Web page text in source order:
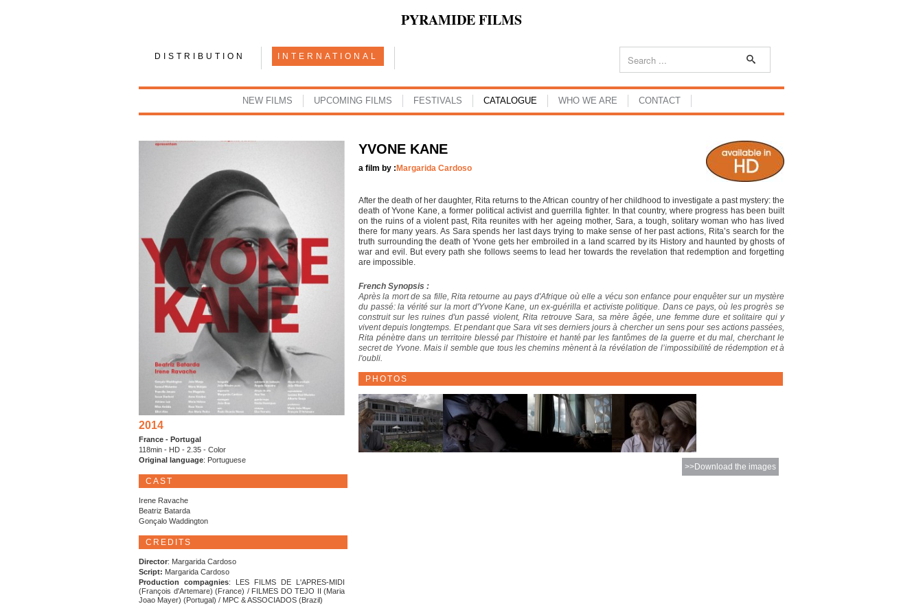
PYRAMIDE FILMS
DISTRIBUTION INTERNATIONAL
NEW FILMS UPCOMING FILMS FESTIVALS CATALOGUE WHO WE ARE CONTACT
2014
France - Portugal
118min - HD - 2.35 - Color
Original language: Portuguese
CAST
Irene Ravache
Beatriz Batarda
Gonçalo Waddington
CREDITS
Director: Margarida Cardoso
Script: Margarida Cardoso
Production compagnies: LES FILMS DE L'APRES-MIDI
(François d'Artemare) (France) / FILMES DO TEJO II (Maria
Joao Mayer) (Portugal) / MPC & ASSOCIADOS (Brazil)
YVONE KANE
a film by : Margarida Cardoso
After the death of her daughter, Rita returns to the African country of her childhood to investigate a past mystery: the
death of Yvone Kane, a former political activist and guerrilla fighter. In that country, where progress has been built
on the ruins of a violent past, Rita reunites with her ageing mother, Sara, a tough, solitary woman who has lived
there for many years. As Sara spends her last days trying to make sense of her past actions, Rita’s search for the
truth surrounding the death of Yvone gets her embroiled in a land scarred by its History and haunted by ghosts of
war and evil. But every path she follows seems to lead her towards the revelation that redemption and forgetting
are impossible.
French Synopsis :
Après la mort de sa fille, Rita retourne au pays d'Afrique où elle a vécu son enfance pour enquêter sur un mystère
du passé: la vérité sur la mort d'Yvone Kane, un ex-guérilla et activiste politique. Dans ce pays, où les progrès se
construit sur les ruines d'un passé violent, Rita retrouve Sara, sa mère âgée, une femme dure et solitaire qui y
vivent depuis longtemps. Et pendant que Sara vit ses derniers jours à chercher un sens pour ses actions passées,
Rita pénètre dans un territoire blessé par l'histoire et hanté par les fantômes de la guerre et du mal, cherchant le
secret de Yvone. Mais il semble que tous les chemins mènent à la révélation de l’impossibilité de rédemption et à
l'oubli.
PHOTOS
>>Download the images